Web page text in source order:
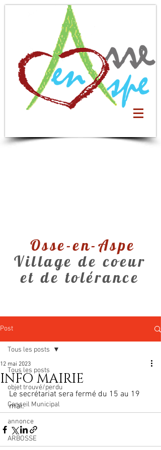
Osse-en-Aspe
Village de coeur
et de tolérance
Post
Tous les posts
objet trouvé/perdu
Conseil Municipal
annonce
ARBOSSE
Tous les posts
INFO MAIRIE
12 mai 2023
Le secrétariat sera fermé du 15 au 19
mai.